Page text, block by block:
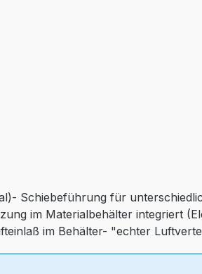
Schiebeführung für
im Materialbehälter integriert
im Behälter- "echter